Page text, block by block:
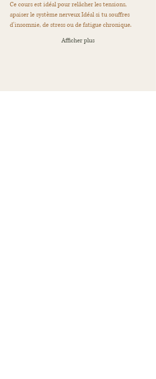
Ce cours est idéal pour relâcher les tensions,
apaiser le système nerveux Idéal si tu souffres
d’insomnie, de stress ou de fatigue chronique.
Afficher plus